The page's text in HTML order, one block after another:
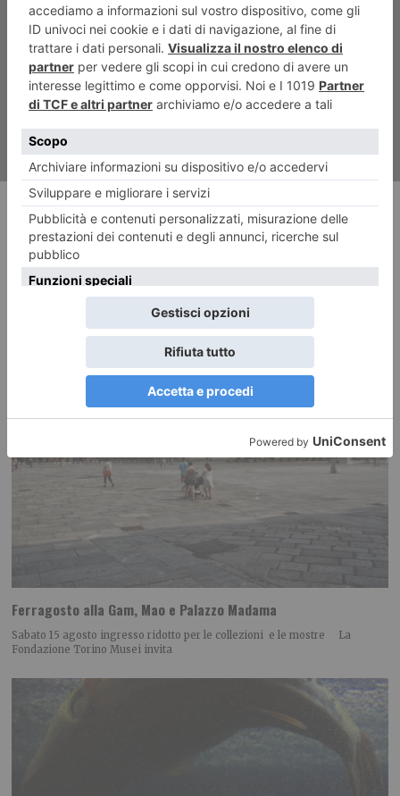
Juve, blackout a Marassi
RECENTI:
Ferragosto alla Gam, Mao e Palazzo Madama
Sabato 15 agosto ingresso ridotto per le collezioni e le mostre La
Fondazione Torino Musei invita